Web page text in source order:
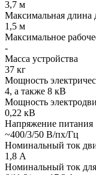
3,7 м
Максимальная длина
1,5 м
Максимальное
-
Масса устройства
37 кг
Мощность
4, а также 8 кВ
Мощность
0,22 кВ
Напряжение питания
~400/3/50 В/пх/Гц
Номинальный ток
1,8 А
Номинальный ток для